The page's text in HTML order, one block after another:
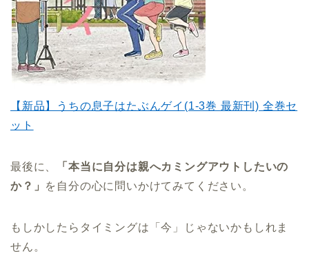
【新品】うちの息子はたぶんゲイ(1-3巻 最新刊) 全巻セ
ット
最後に、
「本当に自分は親へカミングアウトしたいの
か？」 を自分の心に問いかけてみてください。
もしかしたらタイミングは「今」じゃないかもしれま
せん。